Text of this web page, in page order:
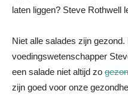
laten liggen? Steve Rothwell
Niet alle salades zijn gezond.
voedingswetenschapper
een salade niet altijd zo
zijn goed voor onze